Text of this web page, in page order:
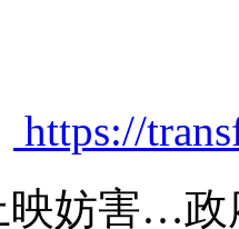
https://
映妨害…